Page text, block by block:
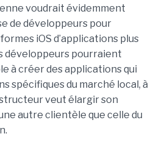
voudrait évidemment
de développeurs pour
iOS d’applications plus
développeurs pourraient
à créer des applications qui
spécifiques du marché local, à
veut élargir son
autre clientèle que celle du